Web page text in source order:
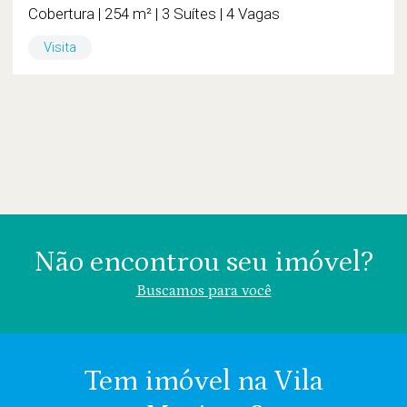
Cobertura | 254 m² | 3 Suítes | 4 Vagas
Visita
Não encontrou seu imóvel?
Buscamos para você
Tem imóvel na Vila